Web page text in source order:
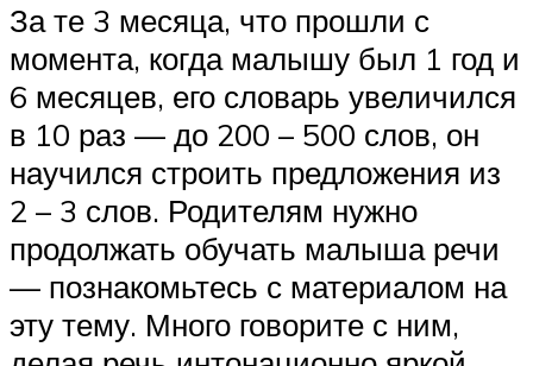
За те 3 месяца, что прошли с
момента, когда малышу был 1 год и
6 месяцев, его словарь увеличился
в 10 раз — до 200 – 500 слов, он
научился строить предложения из
2 – 3 слов. Родителям нужно
продолжать обучать малыша речи
— познакомьтесь с материалом на
эту тему. Много говорите с ним,